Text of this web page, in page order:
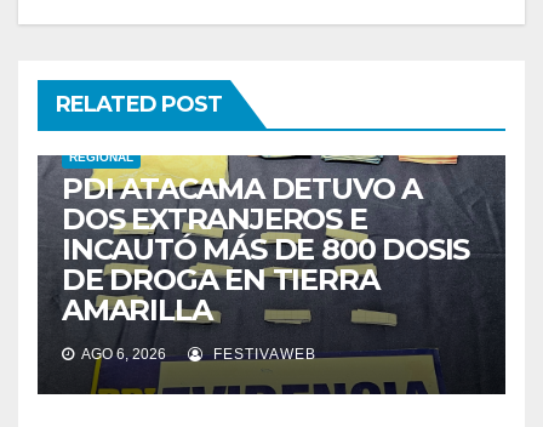
RELATED POST
REGIONAL
PDI ATACAMA DETUVO A
DOS EXTRANJEROS E
INCAUTÓ MÁS DE 800 DOSIS
DE DROGA EN TIERRA
AMARILLA
AGO 6, 2026 FESTIVAWEB